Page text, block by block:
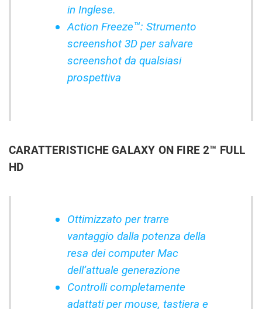
in Inglese.
Action Freeze™: Strumento
screenshot 3D per salvare
screenshot da qualsiasi
prospettiva
CARATTERISTICHE GALAXY ON FIRE 2™ FULL
HD
Ottimizzato per trarre
vantaggio dalla potenza della
resa dei computer Mac
dell’attuale generazione
Controlli completamente
adattati per mouse, tastiera e